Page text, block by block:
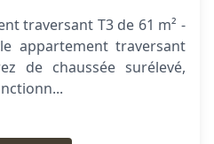
traversant T3 de 61 m² -
appartement traversant
de chaussée surélevé,